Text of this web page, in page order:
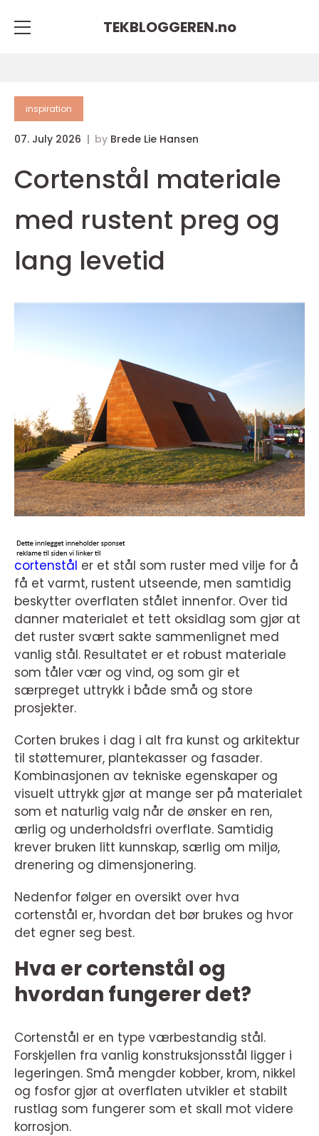
TEKBLOGGEREN.no
inspiration
07. July 2026 by Brede Lie Hansen
Cortenstål materiale
med rustent preg og
lang levetid
cortenstål er et stål som ruster med vilje for å
få et varmt, rustent utseende, men samtidig
beskytter overflaten stålet innenfor. Over tid
danner materialet et tett oksidlag som gjør at
det ruster svært sakte sammenlignet med
vanlig stål. Resultatet er et robust materiale
som tåler vær og vind, og som gir et
særpreget uttrykk i både små og store
prosjekter.
Corten brukes i dag i alt fra kunst og arkitektur
til støttemurer, plantekasser og fasader.
Kombinasjonen av tekniske egenskaper og
visuelt uttrykk gjør at mange ser på materialet
som et naturlig valg når de ønsker en ren,
ærlig og underholdsfri overflate. Samtidig
krever bruken litt kunnskap, særlig om miljø,
drenering og dimensjonering.
Nedenfor følger en oversikt over hva
cortenstål er, hvordan det bør brukes og hvor
det egner seg best.
Hva er cortenstål og
hvordan fungerer det?
Cortenstål er en type værbestandig stål.
Forskjellen fra vanlig konstruksjonsstål ligger i
legeringen. Små mengder kobber, krom, nikkel
og fosfor gjør at overflaten utvikler et stabilt
rustlag som fungerer som et skall mot videre
korrosjon.